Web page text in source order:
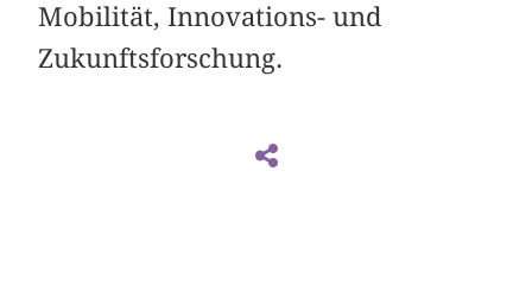
Mobilität, Innovations- und
Zukunftsforschung.